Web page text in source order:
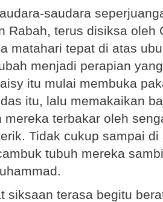
saudara
Rabah, terus disiksa oleh
matahari tepat di atas
menjadi perapian
itu mulai membuka
itu, lalu memakaikan
mereka terbakar oleh
Tidak cukup sampai
tubuh mereka
siksaan terasa begitu